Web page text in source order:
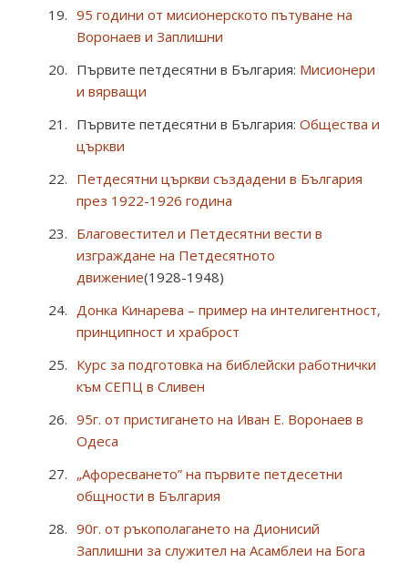
95 години от мисионерското пътуване на
Воронаев и Заплишни
Първите петдесятни в България: Мисионери
и вярващи
Първите петдесятни в България: Общества и
църкви
Петдесятни църкви създадени в България
през 1922-1926 година
Благовестител и Петдесятни вести в
изграждане на Петдесятното
движение(1928-1948)
Донка Кинарева – пример на интелигентност,
принципност и храброст
Курс за подготовка на библейски работнички
към СЕПЦ в Сливен
95г. от пристигането на Иван Е. Воронаев в
Одеса
„Афоресването” на първите петдесетни
общности в България
90г. от ръкополагането на Дионисий
Заплишни за служител на Асамблеи на Бога